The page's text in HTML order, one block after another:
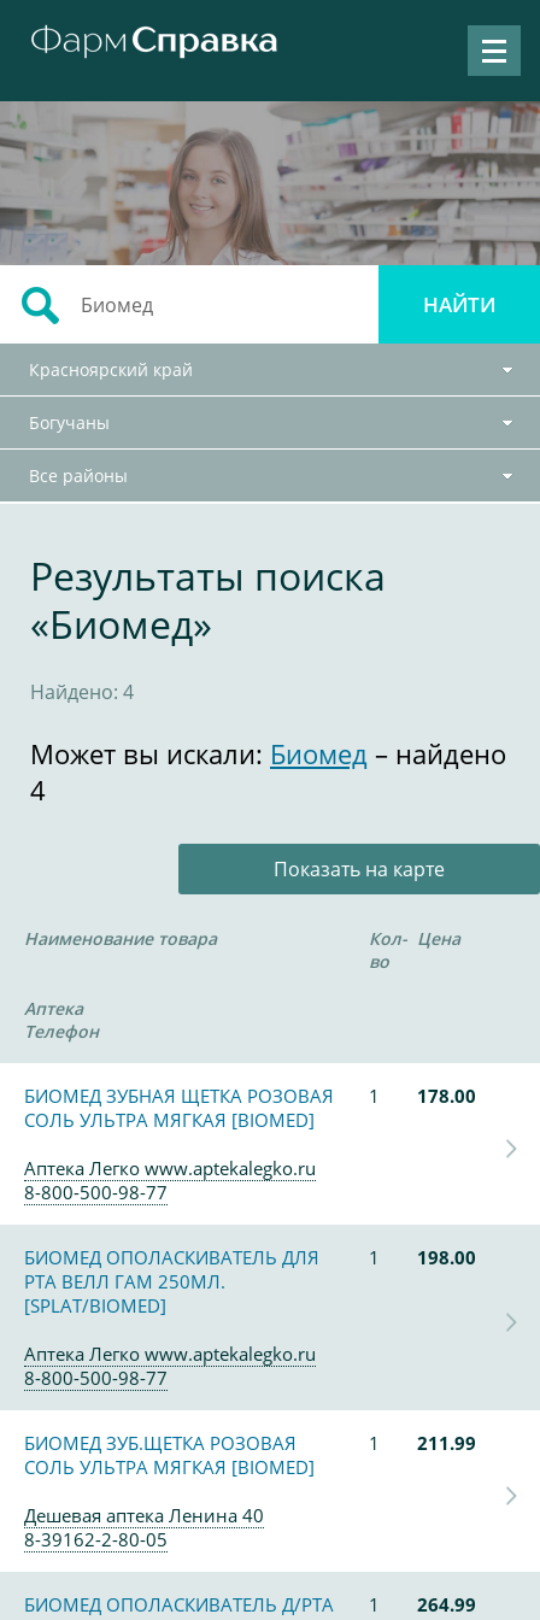
Красноярский край
Богучаны
Все районы
Результаты поиска
«Биомед»
Найдено: 4
Может вы искали: Биомед – найдено
4
Показать на карте
Наименование товара
Кол-
во
Цена
Аптека
Телефон
БИОМЕД ЗУБНАЯ ЩЕТКА РОЗОВАЯ
СОЛЬ УЛЬТРА МЯГКАЯ [BIOMED]
1 178.00
Аптека Легко www.aptekalegko.ru
8-800-500-98-77
БИОМЕД ОПОЛАСКИВАТЕЛЬ ДЛЯ
РТА ВЕЛЛ ГАМ 250МЛ.
[SPLAT/BIOMED]
1 198.00
Аптека Легко www.aptekalegko.ru
8-800-500-98-77
БИОМЕД ЗУБ.ЩЕТКА РОЗОВАЯ
СОЛЬ УЛЬТРА МЯГКАЯ [BIOMED]
1 211.99
Дешевая аптека Ленина 40
8-39162-2-80-05
БИОМЕД ОПОЛАСКИВАТЕЛЬ Д/РТА
1 264.99